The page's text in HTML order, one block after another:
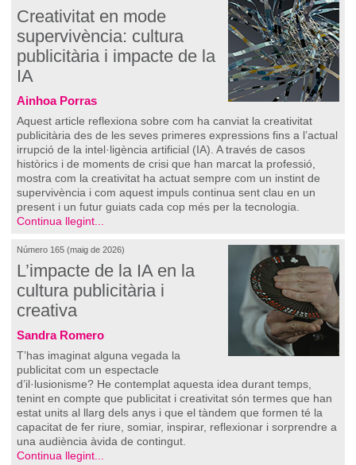
Creativitat en mode
supervivència: cultura
publicitària i impacte de la
IA
Ainhoa Porras
Aquest article reflexiona sobre com ha canviat la creativitat
publicitària des de les seves primeres expressions fins a l’actual
irrupció de la intel·ligència artificial (IA). A través de casos
històrics i de moments de crisi que han marcat la professió,
mostra com la creativitat ha actuat sempre com un instint de
supervivència i com aquest impuls continua sent clau en un
present i un futur guiats cada cop més per la tecnologia.
Continua llegint...
Número 165 (maig de 2026)
L’impacte de la IA en la
cultura publicitària i
creativa
Sandra Romero
T’has imaginat alguna vegada la
publicitat com un espectacle
d’il·lusionisme? He contemplat aquesta idea durant temps,
tenint en compte que publicitat i creativitat són termes que han
estat units al llarg dels anys i que el tàndem que formen té la
capacitat de fer riure, somiar, inspirar, reflexionar i sorprendre a
una audiència àvida de contingut.
Continua llegint...